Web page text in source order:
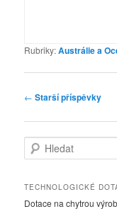
Rubriky:Austrálie a
Navigace
příspěvky
← Starší příspěvky
l
d
TECHNOLOGICKÉ
Dotace na chytrou